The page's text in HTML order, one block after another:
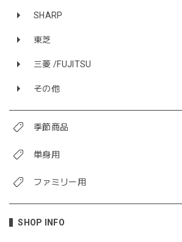
SHARP
東芝
三菱 /FUJITSU
その他
季節商品
単身用
ファミリー用
SHOP INFO